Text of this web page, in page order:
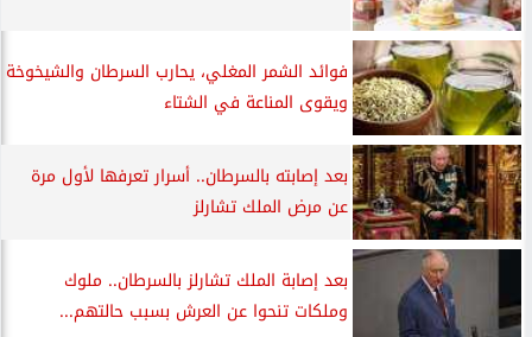
فوائد الشمر المغلي، يحارب السرطان والشيخوخة
ويقوى المناعة في الشتاء
بعد إصابته بالسرطان.. أسرار تعرفها لأول مرة
عن مرض الملك تشارلز
بعد إصابة الملك تشارلز بالسرطان.. ملوك
وملكات تنحوا عن العرش بسبب حالتهم...